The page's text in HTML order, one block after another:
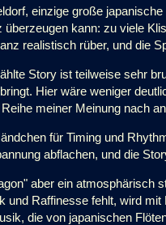
einzige große
kann: zu viele
realistisch rüber, und die
Story ist teilweise sehr
Hier wäre weniger
meiner Meinung nach
für Timing und
abflachen, und die
aber ein atmosphärisch
und Raffinesse fehlt, wird
die von japanischen